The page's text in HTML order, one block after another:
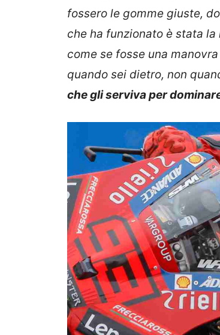
fossero le gomme giuste,
che ha funzionato è stata la
come se fosse una
quando sei dietro, non
che gli serviva per